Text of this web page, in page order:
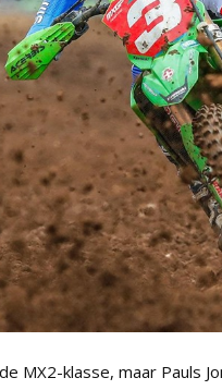
MX2-klasse, maar Pauls